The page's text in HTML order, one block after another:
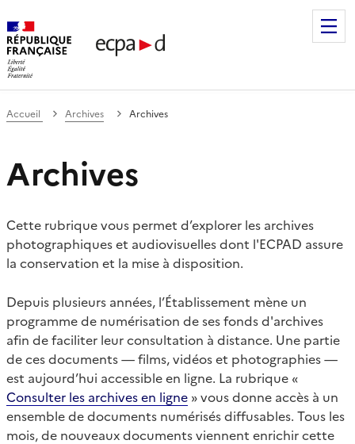
de communication et de production
Accueil Archives Archives
Archives
Cette rubrique vous permet d’explorer les archives
photographiques et audiovisuelles dont l'ECPAD assure
la conservation et la mise à disposition.
Depuis plusieurs années, l’Établissement mène un
programme de numérisation de ses fonds d'archives
afin de faciliter leur consultation à distance. Une partie
de ces documents — films, vidéos et photographies —
est aujourd’hui accessible en ligne. La rubrique «
Consulter les archives en ligne » vous donne accès à un
ensemble de documents numérisés diffusables. Tous les
mois, de nouveaux documents viennent enrichir cette